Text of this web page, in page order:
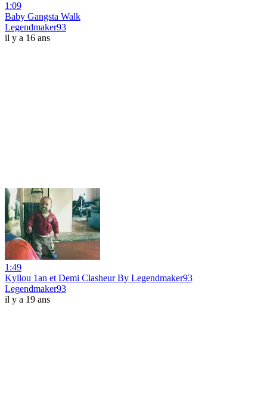
1:09
Baby Gangsta Walk
Legendmaker93
il y a 16 ans
1:49
Kyllou 1an et Demi Clasheur By Legendmaker93
Legendmaker93
il y a 19 ans